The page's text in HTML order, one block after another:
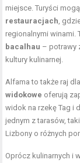
miejsce. Turyści
restauracjach ,
regionalnymi winami.
bacalhau – potrawy
kultury kulinarnej.
Alfama to także raj
widokowe oferują
widok na rzekę Tag i
jednym z tarasów,
Lizbony o różnych
Oprócz kulinarnych i